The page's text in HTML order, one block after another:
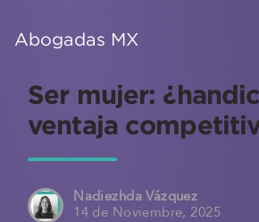
Abogadas MX
Ser mujer:
ventaja
Nadiezhda Vázquez
14 de Noviembre, 2025